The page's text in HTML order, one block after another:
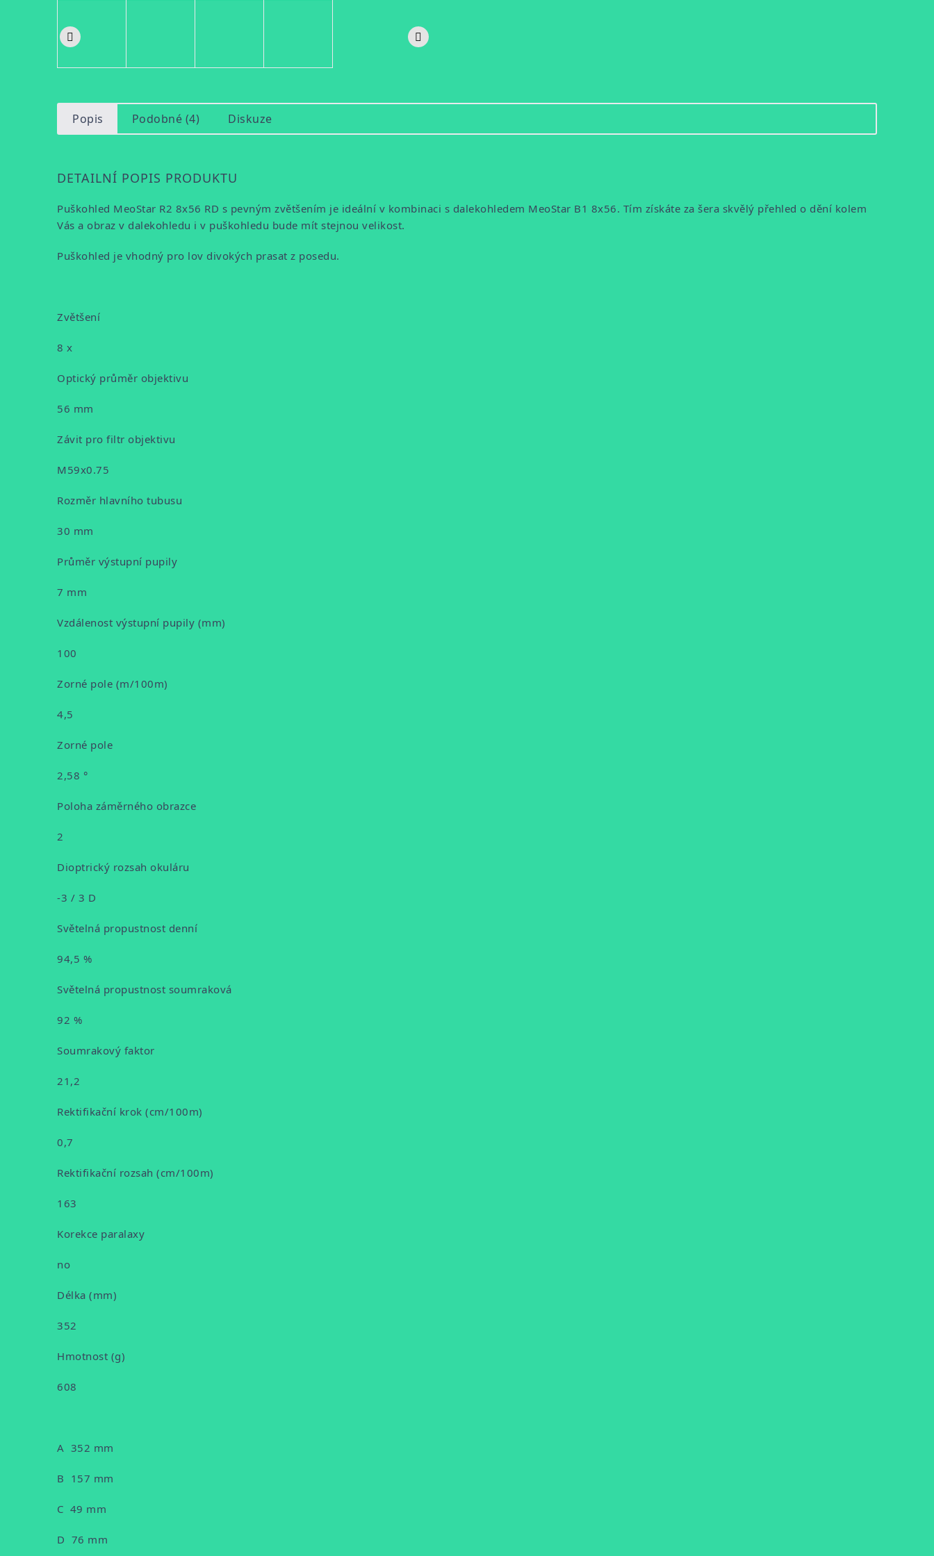
Popis Podobné (4) Diskuze
DETAILNÍ POPIS PRODUKTU
Puškohled MeoStar R2 8x56 RD s pevným zvětšením je ideální v kombinaci s dalekohledem MeoStar B1 8x56. Tím získáte za šera skvělý přehled o dění kolem
Vás a obraz v dalekohledu i v puškohledu bude mít stejnou velikost.
Puškohled je vhodný pro lov divokých prasat z posedu.
Zvětšení
8 x
Optický průměr objektivu
56 mm
Závit pro filtr objektivu
M59x0.75
Rozměr hlavního tubusu
30 mm
Průměr výstupní pupily
7 mm
Vzdálenost výstupní pupily (mm)
100
Zorné pole (m/100m)
4,5
Zorné pole
2,58 °
Poloha záměrného obrazce
2
Dioptrický rozsah okuláru
-3 / 3 D
Světelná propustnost denní
94,5 %
Světelná propustnost soumraková
92 %
Soumrakový faktor
21,2
Rektifikační krok (cm/100m)
0,7
Rektifikační rozsah (cm/100m)
163
Korekce paralaxy
no
Délka (mm)
352
Hmotnost (g)
608
A 352 mm
B 157 mm
C 49 mm
D 76 mm